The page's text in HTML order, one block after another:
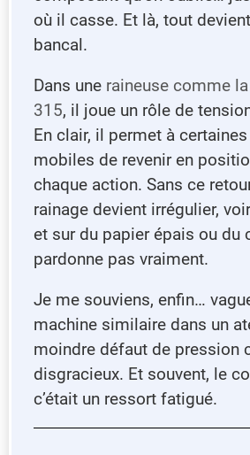
où il casse. Et là, tout
bancal.
Dans une raineuse comme la
315, il joue un rôle de
En clair, il permet à
mobiles de revenir en
chaque action. Sans ce
rainage devient irrégulier,
et sur du papier épais ou du
pardonne pas vraiment.
Je me souviens, enfin…
machine similaire dans un
moindre défaut de pression
disgracieux. Et souvent, le
c’était un ressort fatigué.